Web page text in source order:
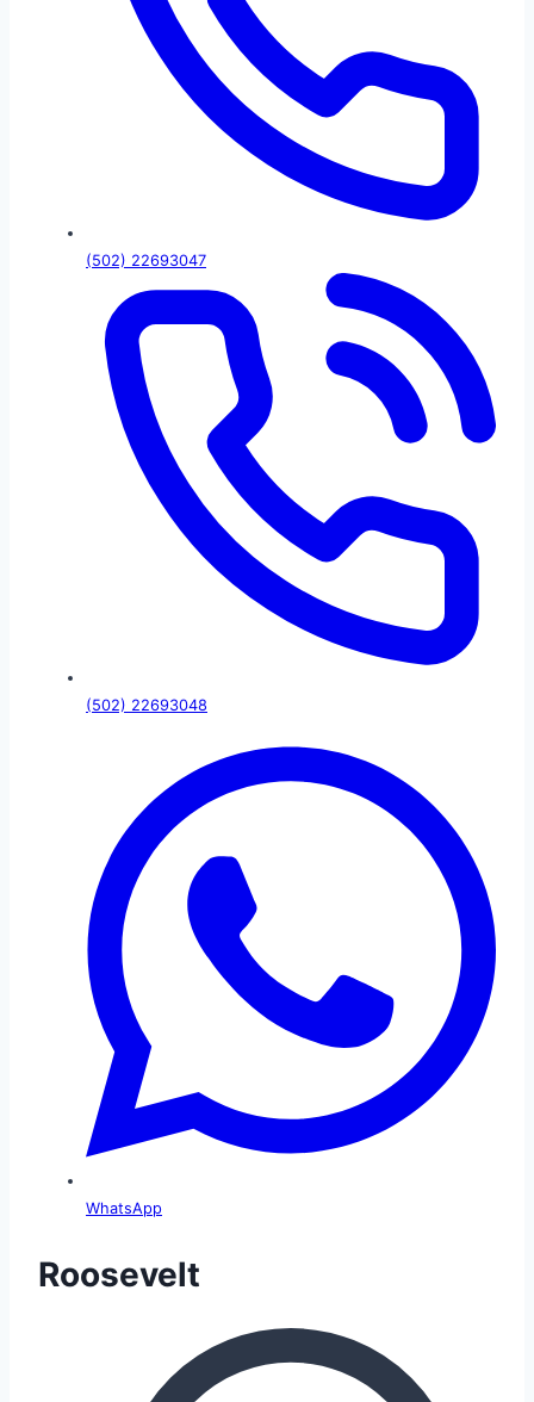
(502) 22693047
(502) 22693048
WhatsApp
Roosevelt